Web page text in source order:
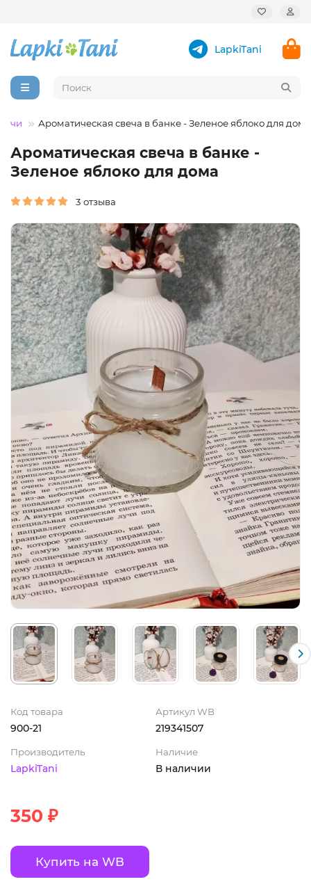
LapkiTani
Ароматическая свеча в банке - Зеленое яблоко для дома
Ароматическая свеча в банке -
Зеленое яблоко для дома
3 отзыва
Код товара
900-21
Артикул WB
219341507
Производитель
LapkiTani
Наличие
В наличии
350 ₽
Купить на WB